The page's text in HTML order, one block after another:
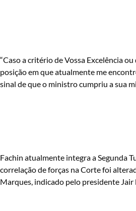
“Caso a critério de Vossa Excelência
posição em que atualmente me
sinal de que o ministro cumpriu a sua
Fachin atualmente integra a Segunda
correlação de forças na Corte foi
Marques, indicado pelo presidente Jair